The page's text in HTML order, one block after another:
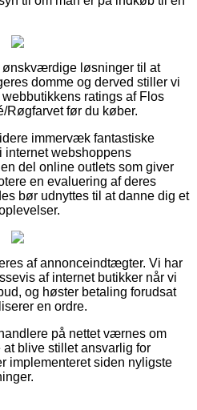
ønskværdige løsninger til at
domme og derved stiller vi
ratings af Flos
Røgfarvet før du køber.
immervæk fantastiske
internet webshoppens
del online outlets som giver
en evaluering af deres
bør udnyttes til at danne dig et
af annonceindtægter. Vi har
af internet butikker når vi
og høster betaling forudsat
en ordre.
på nettet værnes om
blive stillet ansvarlig for
implementeret siden nyligste